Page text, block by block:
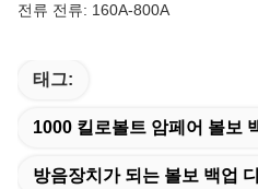
전류 전류: 160A-800A
태그:
1000 킬로볼트 암페어 볼보
방음장치가 되는 볼보 백업